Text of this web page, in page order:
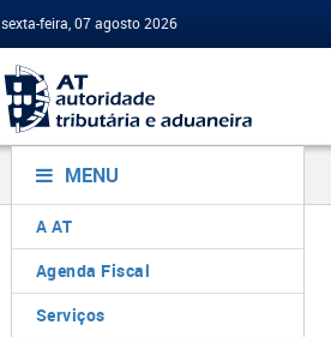
sexta-feira, 07 agosto 2026
MENU
A AT
Agenda Fiscal
Serviços